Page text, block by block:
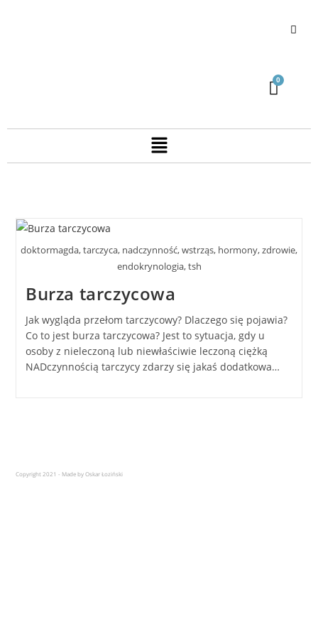
doktormagda, tarczyca, nadczynność, wstrząs, hormony, zdrowie,
endokrynologia, tsh
Burza tarczycowa
Jak wygląda przełom tarczycowy? Dlaczego się pojawia?
Co to jest burza tarczycowa? Jest to sytuacja, gdy u
osoby z nieleczoną lub niewłaściwie leczoną ciężką
NADczynnością tarczycy zdarzy się jakaś dodatkowa…
Copyright 2021 - Made by Oskar Łoziński